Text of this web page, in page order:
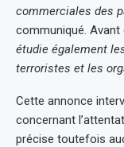
commerciales des
communiqué. Avant
étudie également
terroristes et les
Cette annonce
concernant
précise toutefois